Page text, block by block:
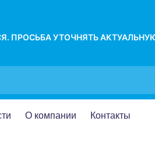
ПРОСЬБА УТОЧНЯТЬ
О компании Контакты